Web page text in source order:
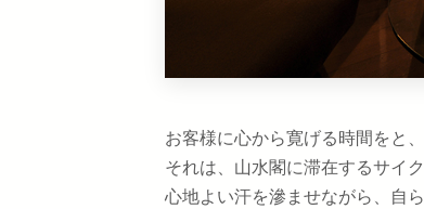
お客様に心から寛げる時間をと
それは、山水閣に滞在するサイ
心地よい汗を滲ませながら、自